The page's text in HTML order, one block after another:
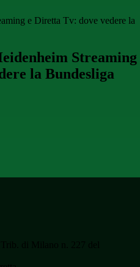
e Diretta Tv: dove vedere la
Streaming
la Bundesliga